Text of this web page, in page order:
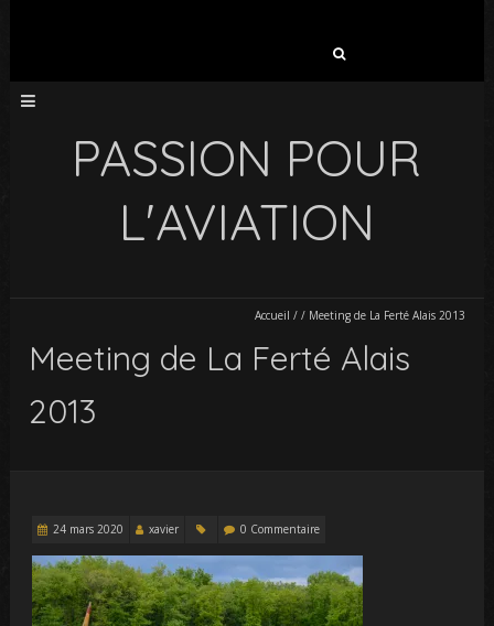
PASSION POUR
L'AVIATION
Accueil / / Meeting de La Ferté Alais 2013
Meeting de La Ferté Alais
2013
24 mars 2020 xavier 0 Commentaire